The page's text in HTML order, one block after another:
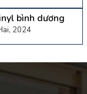
bình dương
2024